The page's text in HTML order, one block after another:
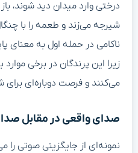
درختی وارد میدان دید شوند، باز
شیرجه می‌زند و طعمه را با
ناکامی در حمله اول به معنای
زیرا این پرندگان در برخی
می‌کنند و فرصت دوباره‌ای برای
صدای واقعی در مقابل
نمونه‌ای از جایگزینی صوتی را